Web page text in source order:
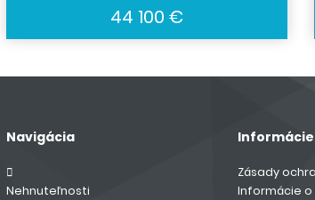
44 100 €
Navigácia
Nehnuteľnosti
Informácie
Zásady
Informácie o